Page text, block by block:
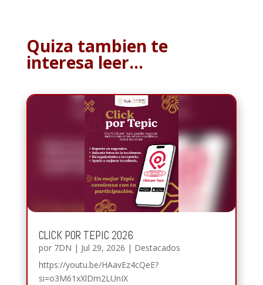
Quiza tambien te
interesa leer…
CLICK POR TEPIC 2026
por 7DN | Jul 29, 2026 | Destacados
https://youtu.be/HAavEz4cQeE?
si=o3M61xXlDm2LUnIX